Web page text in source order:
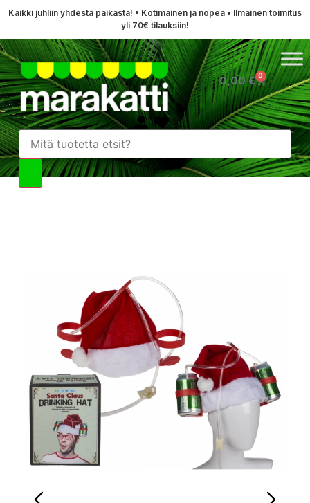
Kaikki juhliin yhdestä paikasta! • Kotimainen ja nopea • Ilmainen toimitus
yli 70€ tilauksiin!
0,00€ 0